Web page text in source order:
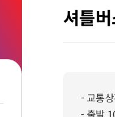
셔틀
- 교통
- 출발